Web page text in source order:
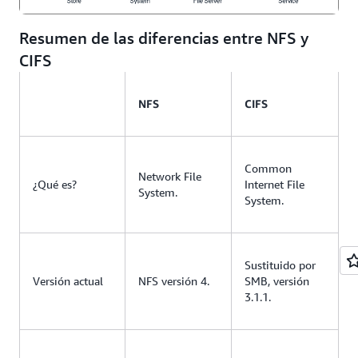
Resumen de las diferencias entre NFS y
CIFS
NFS CIFS
¿Qué es?
Network File
System.
Common
Internet File
System.
Versión actual NFS versión 4.
Sustituido por
SMB, versión
3.1.1.